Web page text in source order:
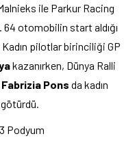
ile Parkur Racing
otomobilin start aldığı
pilotlar birinciliği GP
kazanırken, Dünya Ralli
Fabrizia Pons da kadın